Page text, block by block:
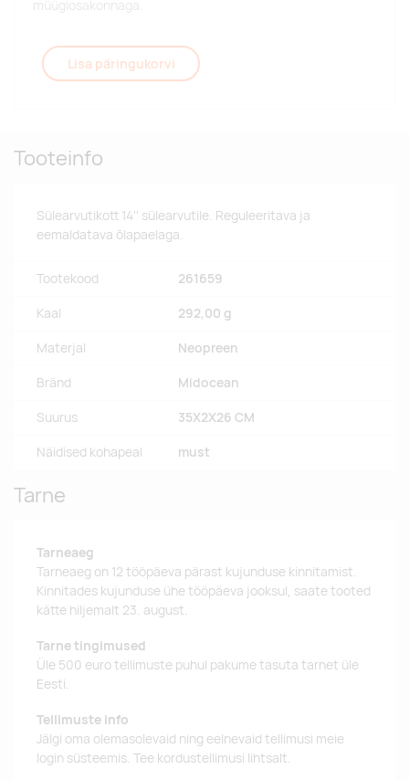
müügiosakonnaga.
Lisa päringukorvi
Tooteinfo
Sülearvutikott 14'' sülearvutile. Reguleeritava ja
eemaldatava õlapaelaga.
Tootekood 261659
Kaal 292,00 g
Materjal Neopreen
Bränd Midocean
Suurus 35X2X26 CM
Näidised kohapeal must
Tarne
Tarneaeg
Tarneaeg on 12 tööpäeva pärast kujunduse kinnitamist.
Kinnitades kujunduse ühe tööpäeva jooksul, saate tooted
kätte hiljemalt 23. august.
Tarne tingimused
Üle 500 euro tellimuste puhul pakume tasuta tarnet üle
Eesti.
Tellimuste info
Jälgi oma olemasolevaid ning eelnevaid tellimusi meie
login süsteemis. Tee kordustellimusi lihtsalt.